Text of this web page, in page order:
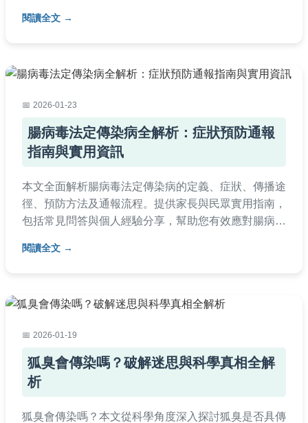
巧（戴口罩/勤洗手）與居家 ‌上呼吸道感染護理‌ 要點
閱讀全文
2026-01-23
腸病毒法定傳染病全解析：症狀預防通報
指南與實用資訊
本文全面解析腸病毒法定傳染病的定義、症狀、傳播途
徑、預防方法及通報流程。提供家長與民眾實用指南，
包括常見問答與個人經驗分享，幫助您有效應對腸病毒
確保資訊準確性。
閱讀全文
2026-01-19
狐臭會傳染嗎？破解迷思與科學真相全解
析
狐臭會傳染嗎？本文從科學角度深入探討狐臭是否具傳